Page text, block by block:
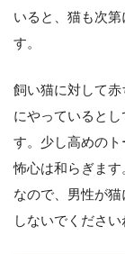
いると、猫も次
す。
飼い猫に対して
にやっていると
す。少し高めの
怖心は和らぎます
なので、男性が
しないでください